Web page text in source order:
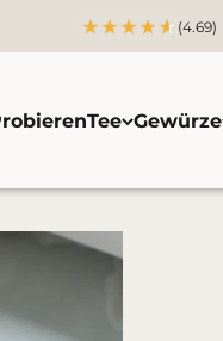
(4.69)
Tee Gewürze